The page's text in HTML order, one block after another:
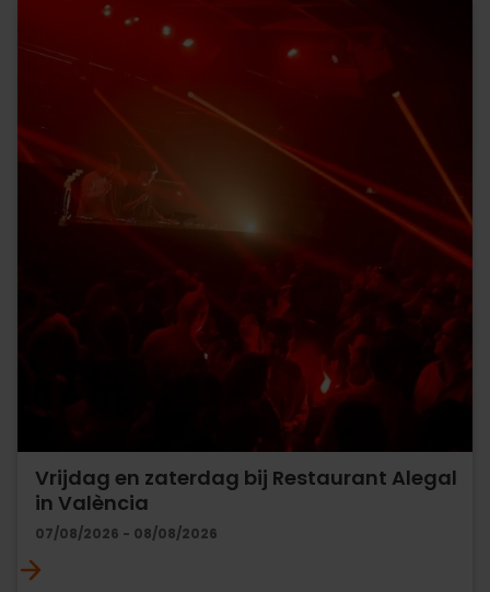
Vrijdag en zaterdag bij Restaurant Alegal
in València
07/08/2026 - 08/08/2026